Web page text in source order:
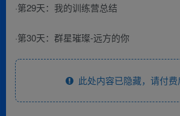
·第29天：我的训练营总结
·第30天：群星璀璨-远方的你
此处内容已隐藏，请付费